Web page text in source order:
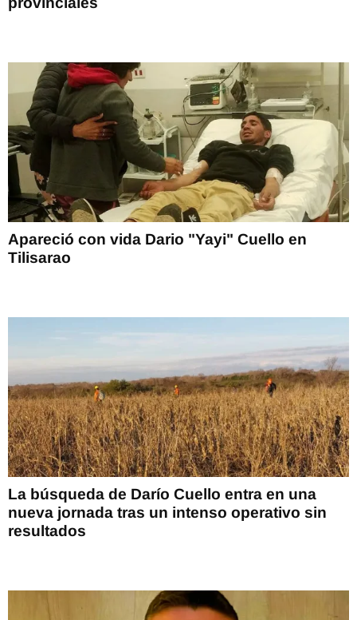
Apareció con vida Dario "Yayi" Cuello en
Tilisarao
La búsqueda de Darío Cuello entra en una
nueva jornada tras un intenso operativo sin
resultados